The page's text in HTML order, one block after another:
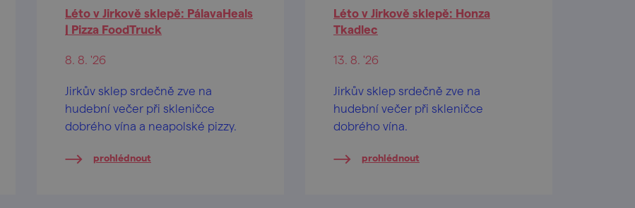
Léto v Jirkově sklepě: PálavaHeals
| Pizza FoodTruck
8. 8. '26
Jirkův sklep srdečně zve na
hudební večer při skleničce
dobrého vína a neapolské pizzy.
prohlédnout
Léto v Jirkově sklepě: Honza
Tkadlec
13. 8. '26
Jirkův sklep srdečně zve na
hudební večer při skleničce
dobrého vína.
prohlédnout